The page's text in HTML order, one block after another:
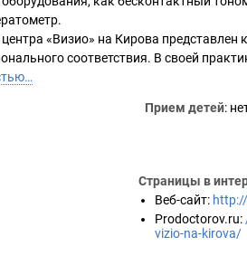
«Визио» на Кирова
соответствия. В своей
Прием детей:
Страницы в
Веб-сайт:
Prodoctorov.ru:
vizio-na-kirova/